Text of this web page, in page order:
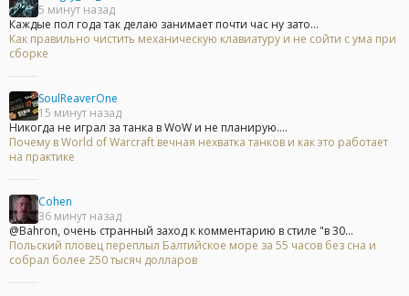
5 минут назад
Каждые пол года так делаю занимает почти час ну зато...
Как правильно чистить механическую клавиатуру и не сойти с ума при
сборке
SoulReaverOne
15 минут назад
Никогда не играл за танка в WoW и не планирую....
Почему в World of Warcraft вечная нехватка танков и как это работает
на практике
Cohen
36 минут назад
@Bahron, очень странный заход к комментарию в стиле "в 30...
Польский пловец переплыл Балтийское море за 55 часов без сна и
собрал более 250 тысяч долларов